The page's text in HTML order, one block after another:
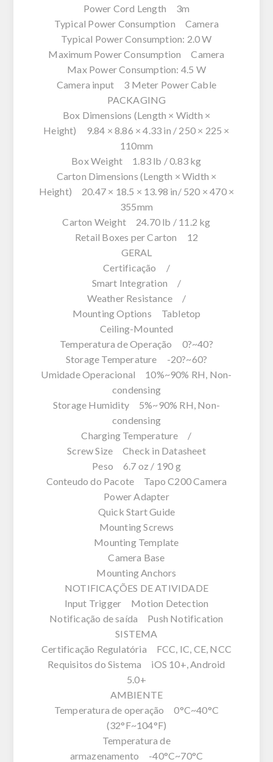
Power Cord Length 3m
Typical Power Consumption Camera
Typical Power Consumption: 2.0 W
Maximum Power Consumption Camera
Max Power Consumption: 4.5 W
Camera input 3 Meter Power Cable
PACKAGING
Box Dimensions (Length × Width ×
Height) 9.84 × 8.86 × 4.33 in / 250 × 225 ×
110mm
Box Weight 1.83 lb / 0.83 kg
Carton Dimensions (Length × Width ×
Height) 20.47 × 18.5 × 13.98 in/ 520 × 470 ×
355mm
Carton Weight 24.70 lb / 11.2 kg
Retail Boxes per Carton 12
GERAL
Certificação /
Smart Integration /
Weather Resistance /
Mounting Options Tabletop
Ceiling-Mounted
Temperatura de Operação 0?~40?
Storage Temperature -20?~60?
Umidade Operacional 10%~90% RH, Non-
condensing
Storage Humidity 5%~90% RH, Non-
condensing
Charging Temperature /
Screw Size Check in Datasheet
Peso 6.7 oz / 190 g
Conteudo do Pacote Tapo C200 Camera
Power Adapter
Quick Start Guide
Mounting Screws
Mounting Template
Camera Base
Mounting Anchors
NOTIFICAÇÕES DE ATIVIDADE
Input Trigger Motion Detection
Notificação de saída Push Notification
SISTEMA
Certificação Regulatória FCC, IC, CE, NCC
Requisitos do Sistema iOS 10+, Android
5.0+
AMBIENTE
Temperatura de operação 0°C~40°C
(32°F~104°F)
Temperatura de
armazenamento -40°C~70°C